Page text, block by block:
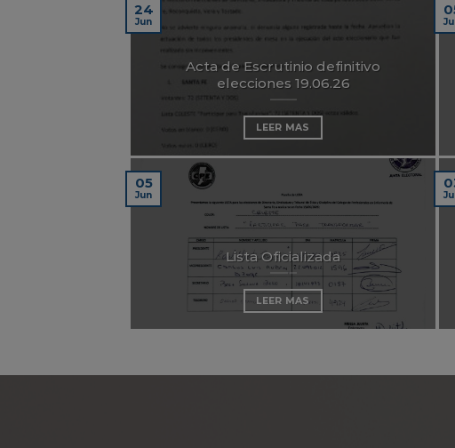
Acta de Escrutinio definitivo
elecciones 19.06.26
LEER MAS
24
Jun
Lista Oficializada
LEER MAS
05
Jun